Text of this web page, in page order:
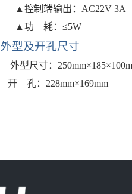
▲控制端输出：AC22V 3A
▲功 耗：≤5W
外型及开孔尺寸
外型尺寸：
开
孔： 228mm×169mm